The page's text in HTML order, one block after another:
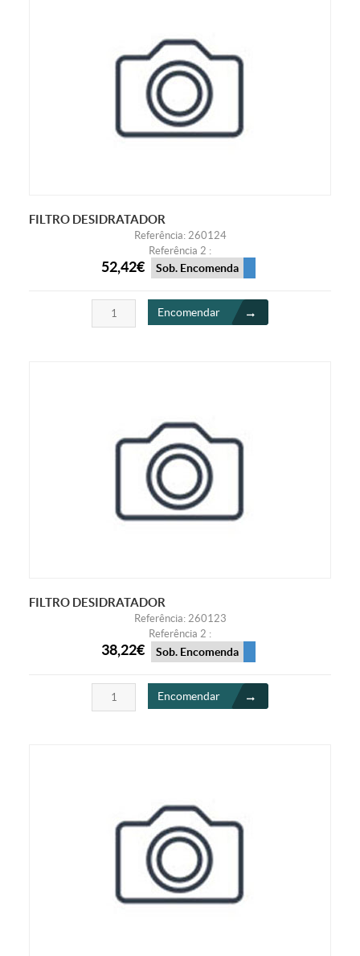
FILTRO DESIDRATADOR
Referência: 260124
Referência 2 :
52,42€ Sob. Encomenda
Encomendar
FILTRO DESIDRATADOR
Referência: 260123
Referência 2 :
38,22€ Sob. Encomenda
Encomendar